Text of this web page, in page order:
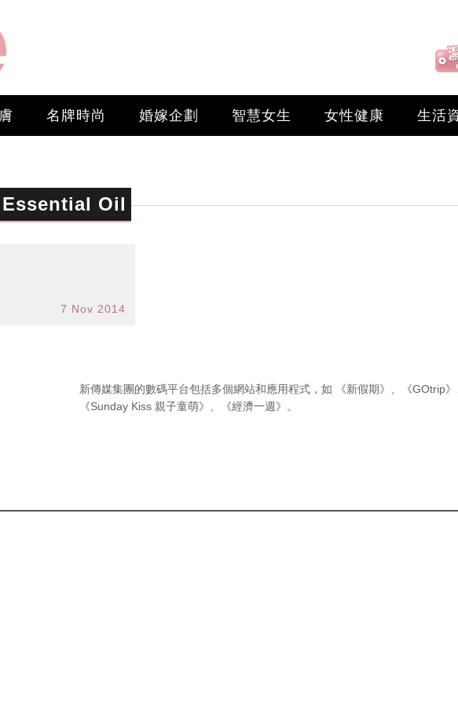
名牌時尚 婚嫁企劃 智慧女生 女性健康 生活
Oil
7 Nov 2014
新傳媒集團的數碼平台包括多個網站和應用程式，如 《新假期》 《GOtrip》
《Sunday Kiss 親子童萌》
《經濟一週》 。